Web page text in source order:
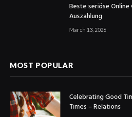
Beste seriöse Online
Auszahlung
March 13, 2026
MOST POPULAR
Celebrating Good
Times – Relations